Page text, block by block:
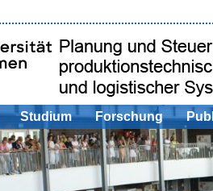
Studium Forschung